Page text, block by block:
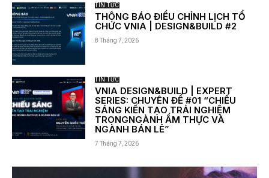
TIN TỨC
THÔNG BÁO ĐIỀU CHỈNH LỊCH TỔ
CHỨC VNIA | DESIGN&BUILD #2
8 Tháng 7, 2026
TIN TỨC
VNIA DESIGN&BUILD | EXPERT
SERIES: CHUYÊN ĐỀ #01 “CHIẾU
SÁNG KIẾN TẠO TRẢI NGHIỆM
TRONGNGÀNH ẨM THỰC VÀ
NGÀNH BÁN LẺ”
7 Tháng 7, 2026